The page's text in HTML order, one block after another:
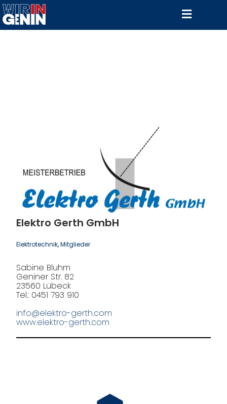
Elektro Gerth GmbH
Elektrotechnik, Mitglieder
Sabine Bluhm
Geniner Str. 82
23560 Lübeck
Tel.: 0451 793 910
info@elektro-gerth.com
www.elektro-gerth.com